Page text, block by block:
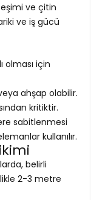
ve çitin
ve iş gücü
olması için
ahşap olabilir.
kritiktir.
sabitlenmesi
kullanılır.
belirli
2-3 metre